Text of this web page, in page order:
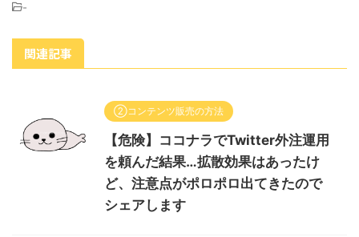
-
関連記事
②コンテンツ販売の方法
【危険】ココナラでTwitter外注運用
を頼んだ結果…拡散効果はあったけ
ど、注意点がポロポロ出てきたので
シェアします